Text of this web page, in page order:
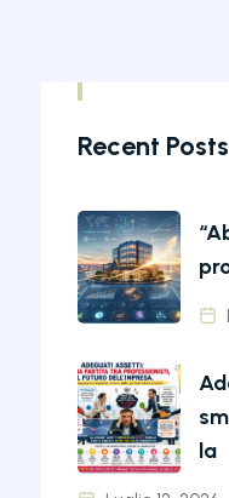
Recent Posts
la